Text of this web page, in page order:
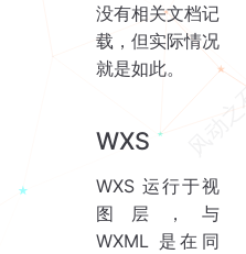
没有相关文档记
载，但实际情况
就是如此。
WXS
WXS 运行于视
图层，与
WXML 是在同